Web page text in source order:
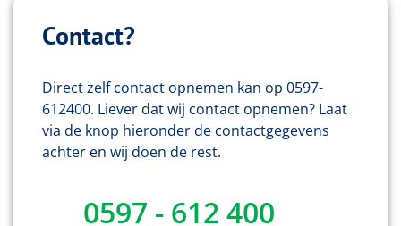
Contact?
Direct zelf contact opnemen kan op 0597-
612400. Liever dat wij contact opnemen? Laat
via de knop hieronder de contactgegevens
achter en wij doen de rest.
0597 - 612 400